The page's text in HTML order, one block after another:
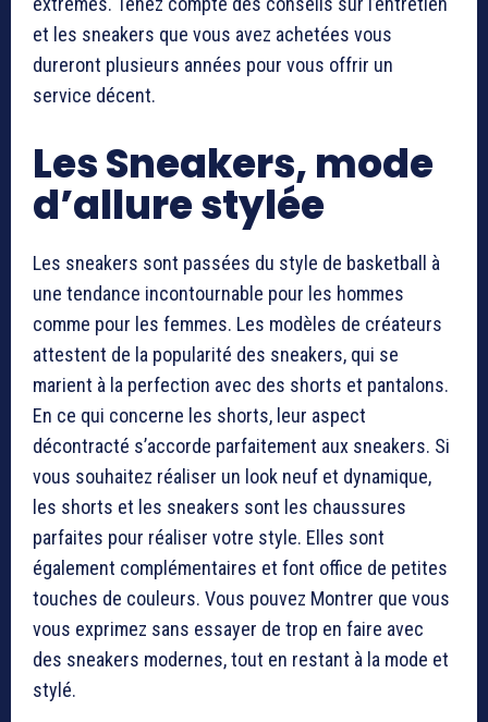
et les sneakers que vous avez achetées vous
dureront plusieurs années pour vous offrir un
service décent.
Les Sneakers, mode
d’allure stylée
Les sneakers sont passées du style de basketball à
une tendance incontournable pour les hommes
comme pour les femmes. Les modèles de créateurs
attestent de la popularité des sneakers, qui se
marient à la perfection avec des shorts et pantalons.
En ce qui concerne les shorts, leur aspect
décontracté s’accorde parfaitement aux sneakers. Si
vous souhaitez réaliser un look neuf et dynamique,
les shorts et les sneakers sont les chaussures
parfaites pour réaliser votre style. Elles sont
également complémentaires et font office de petites
touches de couleurs. Vous pouvez Montrer que vous
vous exprimez sans essayer de trop en faire avec
des sneakers modernes, tout en restant à la mode et
stylé.